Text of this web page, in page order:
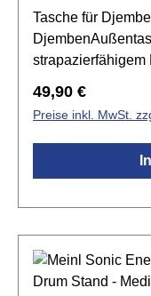
Tasche für
strapazierfähigem
Regulärer Preis:
49,90 €
Preise inkl. MwSt.